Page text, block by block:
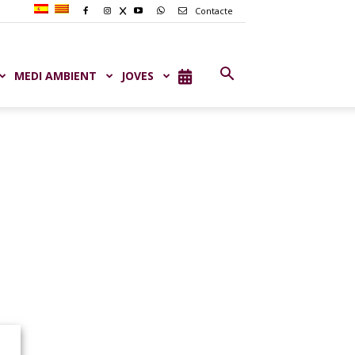
Contacte
MEDI AMBIENT JOVES